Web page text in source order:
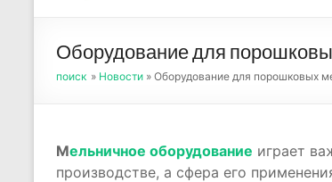
Оборудование для
поиск » Новости » Оборудование для порошковых
Мельничное оборудование играет
производстве, а сфера его